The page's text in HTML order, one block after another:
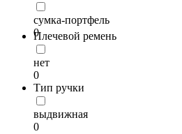
сумка-портфель
0
Плечевой ремень
нет
0
Тип ручки
выдвижная
0